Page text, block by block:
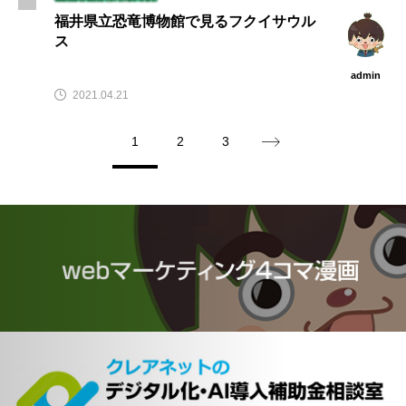
福井県立恐竜博物館で見るフクイサウル
ス
admin
2021.04.21
1 2 3